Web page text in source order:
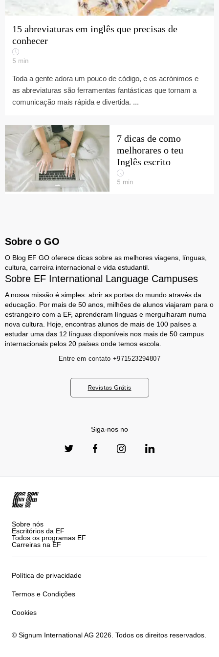
15 abreviaturas em inglês que precisas de
conhecer
5 min
Toda a gente adora um pouco de código, e os acrónimos e
as abreviaturas são ferramentas fantásticas que tornam a
comunicação mais rápida e divertida. ...
7 dicas de como
melhorares o teu
Inglês escrito
5 min
Sobre o GO
O Blog EF GO oferece dicas sobre as melhores viagens, línguas,
cultura, carreira internacional e vida estudantil.
Sobre EF International Language Campuses
A nossa missão é simples: abrir as portas do mundo através da
educação. Por mais de 50 anos, milhões de alunos viajaram para o
estrangeiro com a EF, aprenderam línguas e mergulharam numa
nova cultura. Hoje, encontras alunos de mais de 100 países a
estudar uma das 12 línguas disponíveis nos mais de 50 campus
internacionais pelos 20 países onde temos escola.
Entre em contato +971523294807
Revistas Grátis
Siga-nos no
Sobre nós
Escritórios da EF
Todos os programas EF
Carreiras na EF
Política de privacidade
Termos e Condições
Cookies
© Signum International AG 2026. Todos os direitos reservados.